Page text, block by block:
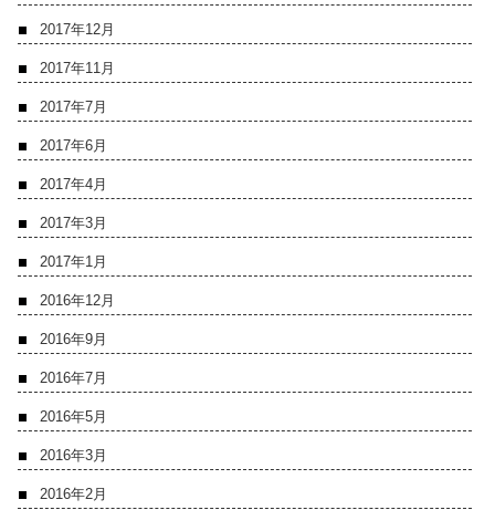
2017年12月
2017年11月
2017年7月
2017年6月
2017年4月
2017年3月
2017年1月
2016年12月
2016年9月
2016年7月
2016年5月
2016年3月
2016年2月